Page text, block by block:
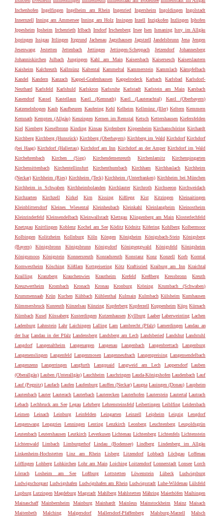
Inchenhofen Ingelfingen Ingelheim am Rhein Ingenried Ingersheim Ingoldingen Ingolstadt
Innernzell Inning am Ammersee Inning am Holz Insingen Inzell Inzigkofen Inzlingen Iphofen
Ippesheim Ipsheim Irchenrieth Irlbach Irndorf Irschenberg Irsee Isen Ismaning Isny im Allgäu
Ispringen Issigau Ittlingen Itzgrund Jachenau Jagsthausen Jagstzell Jandelsbrunn Jena Jengen
Jesenwang
Jestetten Jettenbach Jettingen Jettingen-Scheppach Jetzendorf
Johannesberg
Johanniskirchen
Julbach Jungingen Kahl am Main Kaisersbach Kaisersesch
Kaiserslautern
Kaisheim Kalchreuth Kallmünz Kaltental Kammeltal Kammerstein Kammlach Kämpfelbach
Kandel
Kandern Kanzach Kappel-Grafenhausen Kappelrodeck Karbach Karlsbad
Karlsdorf-
Neuthard
Karlsfeld Karlshuld Karlskron Karlsruhe Karlstadt Karlstein am Main
Karsbach
Kasendorf
Kassel Kastellaun Kastl (Kemnath) Kastl (Lauterachtal)
Kastl (Oberbayern)
Katzenelnbogen Kaub Kaufbeuren Kaufering Kehl Kelheim Kellmünz (Iller) Keltern Kemmern
Kemnath Kempten (Allgäu) Kenzingen Kernen im Remstal Ketsch Kettershausen Kiefersfelden
Kiel Kienberg Kieselbronn Kinding Kinsau Kipfenberg Kippenheim Kirchanschöring Kirchardt
Kirchberg Kirchberg (Hunsrück) Kirchberg (Oberbayern) Kirchberg im Wald Kirchdorf Kirchdorf
(bei Haag) Kirchdorf (Hallertau) Kirchdorf am Inn Kirchdorf an der Amper Kirchdorf im Wald
Kirchehrenbach
Kirchen (Sieg) Kirchendemenreuth Kirchenlamitz
Kirchenpingarten
Kirchensittenbach
Kirchentellinsfurt Kirchenthumbach Kirchham Kirchhaslach
Kirchheim
(Neckar) Kirchheim (Ries) Kirchheim (Teck) Kirchheim (Unterfranken) Kirchheim bei München
Kirchheim in Schwaben Kirchheimbolanden Kirchlauter Kirchroth Kirchseeon Kirchweidach
Kirchzarten
Kirchzell Kirkel Kirn Kissing Kißlegg Kist Kitzingen
Kleinaitingen
Kleinblittersdorf
Kleines Wiesental Kleinheubach Kleinkahl Kleinlangheim
Kleinostheim
Kleinrinderfeld Kleinsendelbach Kleinwallstadt Klettgau Klingenberg am Main Klosterlechfeld
Knetzgau Knittlingen Koblenz Kochel am See Köditz Ködnitz Köfering Kohlberg Kolbermoor
Kolbingen
Kolitzheim Kollnburg Köln Köngen Königheim Königsbach-Stein
Königsberg
(Bayern)
Königsbronn Königsbrunn Königsdorf Königseggwald Königsfeld
Königsheim
Königsmoos Königstein Konnersreuth Konradsreuth Konstanz Konz Konzell Korb Korntal
Kornwestheim Kösching Kößlarn Kottgeisering Kötz Kraftisried Kraiburg am Inn Kraichtal
Krailling
Kranzberg Krauchenwies Krautheim Krefeld Kreßberg Kressbronn
Kreuth
Kreuzwertheim
Krombach Kronach Kronau Kronburg Kröning
Krumbach (Schwaben)
Krummennaab Krün Kuchen Kühbach Kühlenthal Kulmain Kulmbach Külsheim Kumhausen
Kümmersbruck Kunreuth Künzelsau Künzing Kupferberg Kupferzell Kuppenheim Küps Kürnach
Kürnbach Kusel Küssaberg Kusterdingen Kutzenhausen Kyllburg Laaber Laberweinting Lachen
Ladenburg Lahnstein Lahr Laichingen Lalling Lam Lambrecht (Pfalz) Lamerdingen Landau an
der Isar Landau in der Pfalz Landensberg Landsberg am Lech Landsberied Landshut Landstuhl
Langdorf
Langenaltheim Langenargen Langenau Langenbach Langenbrettach
Langenburg
Langenenslingen Langenfeld Langenmosen Langenneufnach Langenpreising Langensendelbach
Langenzenn
Langerringen Langfurth Langquaid Langweid am Lech Lappersdorf
Lauben
(Oberallgäu) Lauben (Unterallgäu) Lauchheim Lauchringen Lauda-Königshofen Laudenbach Lauf
Lauf (Pegnitz) Laufach Laufen Laufenburg Lauffen (Neckar) Laugna Lauingen (Donau) Laupheim
Lautenbach Lauter Lauterach Lauterbach Lauterecken Lauterhofen Lauterstein Lautertal Lautrach
Lebach Lechbruck am See Legau Lehrberg Lehrensteinsfeld Leibertingen Leiblfing Leidersbach
Leimen
Leinach Leinburg Leinfelden Leingarten Leinzell Leipheim Leipzig
Lengdorf
Lengenwang Lenggries Lenningen Lenting Lenzkirch Leonberg Leuchtenberg Leupoldsgrün
Leutenbach Leutershausen Leutkirch Leverkusen Lichtenau Lichtenberg Lichtenfels Lichtenstein
Lichtenwald
Limbach Limburgerhof Lindau (Bodensee) Lindberg
Lindenberg im Allgäu
Linkenheim-Hochstetten
Linz am Rhein Lisberg Litzendorf Lobbach Löchgau
Loffenau
Löffingen Lohberg Lohkirchen Lohr am Main Loiching Loitzendorf Lonnerstadt Lonsee Lorch
Lörrach
Losheim am See Loßburg Lottstetten Löwenstein Lübeck
Ludwigsburg
Ludwigschorgast Ludwigshafen Ludwigshafen am Rhein Ludwigsstadt Luhe-Wildenau Lülsfeld
Lupburg Lutzingen Magdeburg Magstadt Mahlberg Mahlstetten Mähring Maierhöfen Maihingen
Mainaschaff Mainbernheim Mainburg Mainhardt Mainleus Mainstockheim Mainz Maisach
Maitenbeth
Malching Malgersdorf Mallersdorf-Pfaffenberg Malsburg-Marzell
Malsch